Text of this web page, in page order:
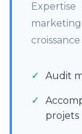
Audit
projets